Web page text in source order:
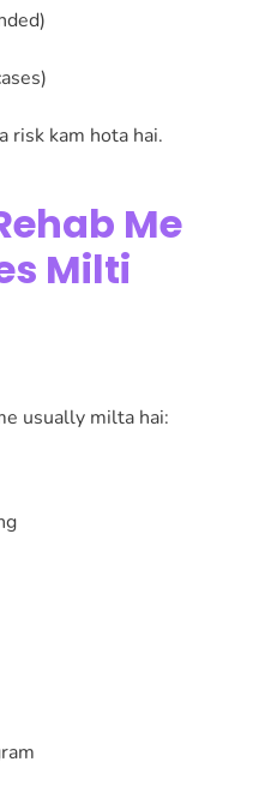
risk kam hota hai.
Me
Milti
usually milta hai: